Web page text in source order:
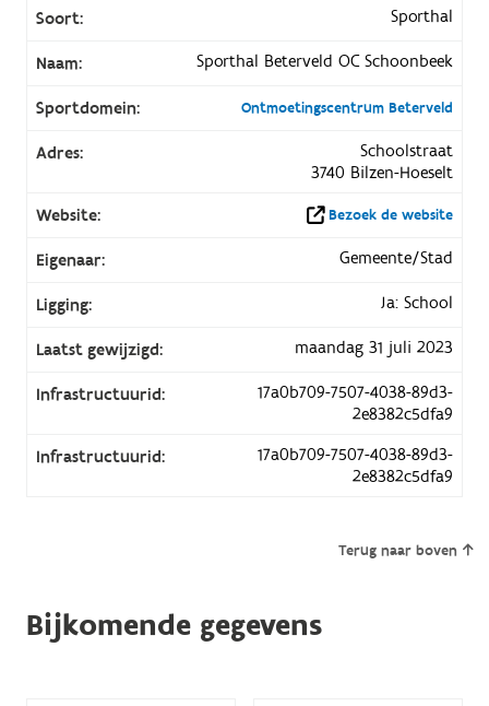
Soort: Sporthal
Naam: Sporthal Beterveld OC Schoonbeek
Sportdomein: Ontmoetingscentrum Beterveld
Adres:
Schoolstraat
3740 Bilzen-Hoeselt
Website:
Bezoek de website
Eigenaar: Gemeente/Stad
Ligging: Ja: School
Laatst gewijzigd: maandag 31 juli 2023
Infrastructuurid:
17a0b709-7507-4038-89d3-
2e8382c5dfa9
Infrastructuurid:
17a0b709-7507-4038-89d3-
2e8382c5dfa9
Terug naar boven
Bijkomende gegevens